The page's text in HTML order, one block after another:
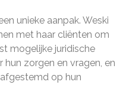
unieke aanpak. Weski
met haar cliënten om
mogelijke juridische
hun zorgen en vragen, en
op hun